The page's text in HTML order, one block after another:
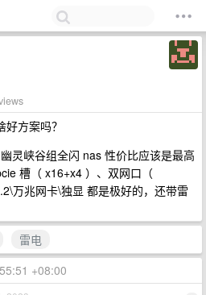
方案吗？
灵峡谷组全闪 nas 性价比应该是最高
槽（ x16+x4 ）、双网口（
万兆网卡\独显 都是极好的，还带雷
雷电
+08:00